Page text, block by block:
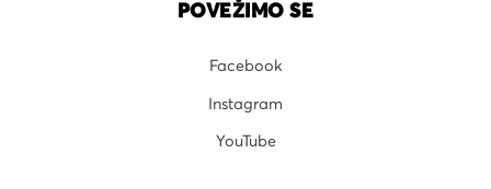
POVEŽIMO SE
Facebook
Instagram
YouTube